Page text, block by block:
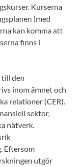
Kurserna
(med
kan komma att
finns i
till den
inom ämnet och
relationer (CER).
sektor,
nätverk.
Eftersom
utgör